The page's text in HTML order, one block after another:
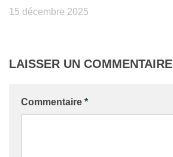
15 décembre 2025
LAISSER UN COMMENTAIRE
Commentaire *